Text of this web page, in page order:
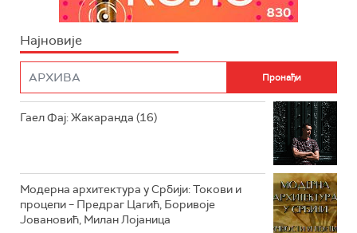
Најновије
Гаел Фај: Жакаранда (16)
Модерна архитектура у Србији: Токови и
процепи – Предраг Цагић, Боривоје
Јовановић, Милан Лојаница